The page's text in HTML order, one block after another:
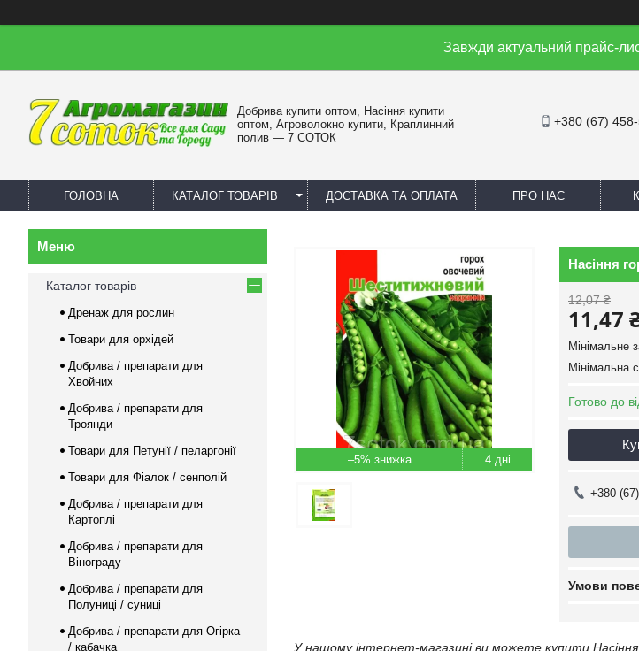
Завжди актуальний прайс-
Добрива купити оптом, Насіння купити
оптом, Агроволокно купити, Краплинний
полив — 7 СОТОК
+380 (67)
ГОЛОВНА КАТАЛОГ ТОВАРІВ ДОСТАВКА ТА ОПЛАТА ПРО НАС
–5% 4 дні
Насіння
12,07 ₴
11,47
Мінімальне
Мінімальна
Готово до
+380
У нашому інтернет-магазині ви можете купити
Каталог товарів
Дренаж для рослин
Товари для орхідей
Добрива / препарати для
Хвойних
Добрива / препарати для
Троянди
Товари для Петунії / пеларгонії
Товари для Фіалок / сенполій
Добрива / препарати для
Картоплі
Добрива / препарати для
Вінограду
Добрива / препарати для
Полуниці / суниці
Добрива / препарати для Огірка
/ кабачка